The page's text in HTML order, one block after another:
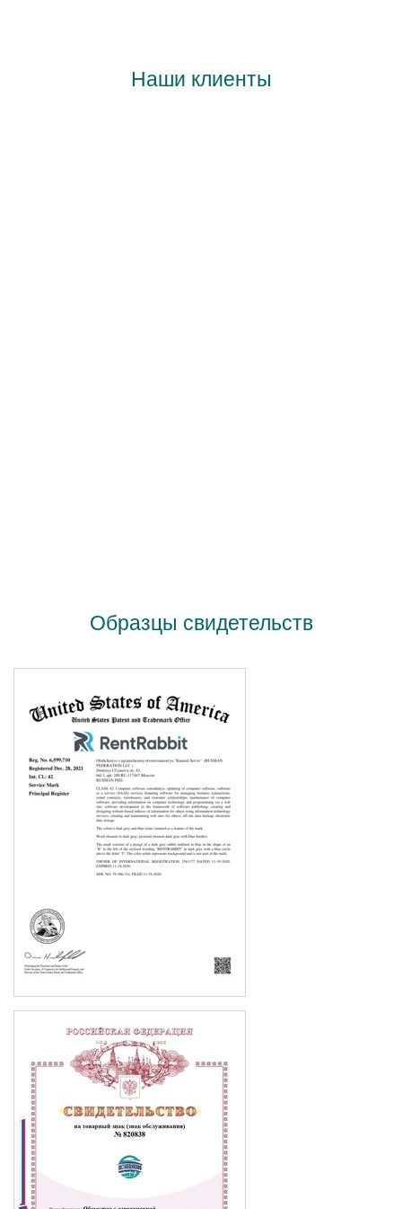
Наши клиенты
Образцы свидетельств